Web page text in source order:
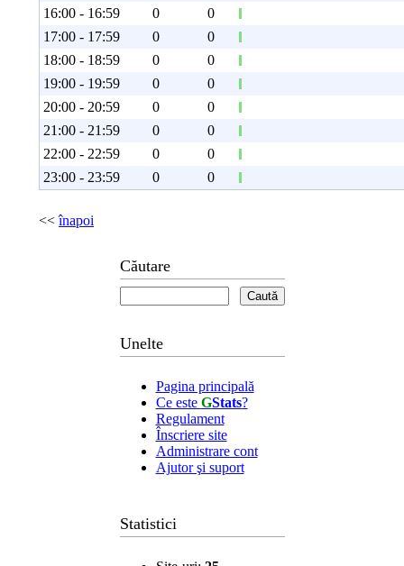
Căutare
Unelte
Pagina principală
Ce este GStats?
Regulament
Înscriere site
Administrare cont
Ajutor şi suport
Statistici
16:00 - 16:59
0
0
17:00 - 17:59
0
0
18:00 - 18:59
0
0
19:00 - 19:59
0
0
20:00 - 20:59
0
0
21:00 - 21:59
0
0
22:00 - 22:59
0
0
23:00 - 23:59
0 0
<<înapoi